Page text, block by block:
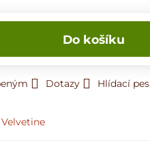
Do košíku
Dotazy
Hlídací pes